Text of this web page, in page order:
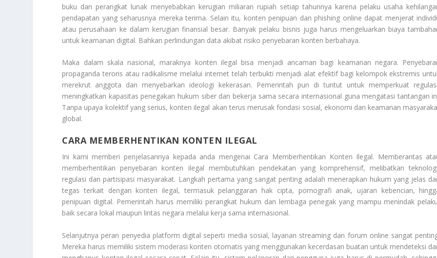
buku dan perangkat lunak menyebabkan kerugian miliaran rupiah setiap tahunnya karena pelaku usaha
pendapatan yang seharusnya mereka terima. Selain itu, konten penipuan dan phishing online dapat menjerat
atau perusahaan ke dalam kerugian finansial besar. Banyak pelaku bisnis juga harus mengeluarkan biaya
untuk keamanan digital. Bahkan perlindungan data akibat risiko penyebaran konten berbahaya.
Maka dalam skala nasional, maraknya konten ilegal bisa menjadi ancaman bagi keamanan negara.
propaganda teroris atau radikalisme melalui internet telah terbukti menjadi alat efektif bagi kelompok ekstremis
merekrut anggota dan menyebarkan ideologi kekerasan. Pemerintah pun di tuntut untuk memperkuat
meningkatkan kapasitas penegakan hukum siber dan bekerja sama secara internasional guna mengatasi tantangan
Tanpa upaya kolektif yang serius, konten ilegal akan terus merusak fondasi sosial, ekonomi dan keamanan
global.
CARA MEMBERHENTIKAN KONTEN ILEGAL
Ini kami memberi penjelasannya kepada anda mengenai Cara Memberhentikan Konten Ilegal. Memberantas
memberhentikan penyebaran konten ilegal membutuhkan pendekatan yang komprehensif, melibatkan
regulasi dan partisipasi masyarakat. Langkah pertama yang sangat penting adalah menerapkan hukum yang jelas
tegas terkait dengan konten ilegal, termasuk pelanggaran hak cipta, pornografi anak, ujaran kebencian,
penipuan digital. Pemerintah harus memiliki perangkat hukum dan lembaga penegak yang mampu menindak
baik secara lokal maupun lintas negara melalui kerja sama internasional.
Selanjutnya peran penyedia platform digital seperti media sosial, layanan streaming dan forum online sangat
Mereka harus memiliki sistem moderasi konten otomatis yang menggunakan kecerdasan buatan untuk mendeteksi